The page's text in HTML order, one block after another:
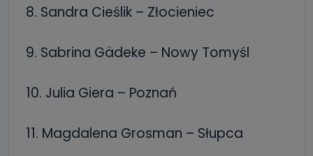
8. Sandra Cieślik – Złocieniec
9. Sabrina Gädeke – Nowy Tomyśl
10. Julia Giera – Poznań
11. Magdalena Grosman – Słupca